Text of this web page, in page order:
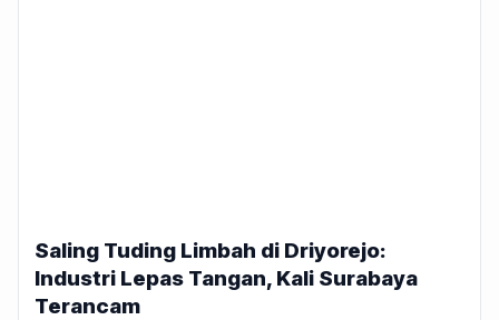
Saling Tuding Limbah di Driyorejo:
Industri Lepas Tangan, Kali Surabaya
Terancam